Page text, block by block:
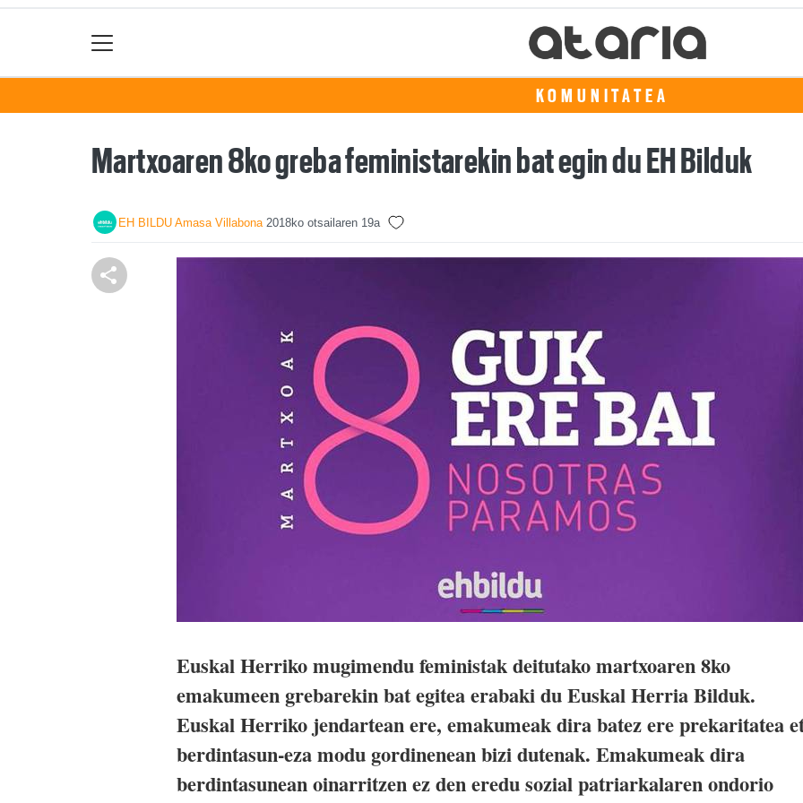
KOMUNITATEA
Martxoaren 8ko greba feministarekin bat egin du EH Bilduk
EH BILDU Amasa Villabona 2018ko otsailaren 19a
Euskal Herriko mugimendu feministak deitutako martxoaren 8ko
emakumeen grebarekin bat egitea erabaki du Euskal Herria Bilduk.
Euskal Herriko jendartean ere, emakumeak dira batez ere prekaritatea
berdintasun-eza modu gordinenean bizi dutenak. Emakumeak dira
berdintasunean oinarritzen ez den eredu sozial patriarkalaren ondorio